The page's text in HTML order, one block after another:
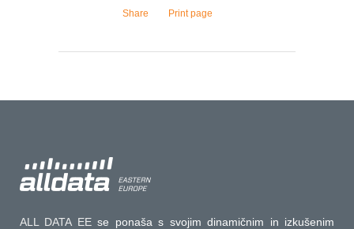
Share Print page
ALL DATA EEse ponaša s svojim dinamičnim in izkušenim